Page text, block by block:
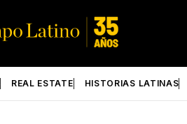
REAL ESTATE HISTORIAS LATINAS